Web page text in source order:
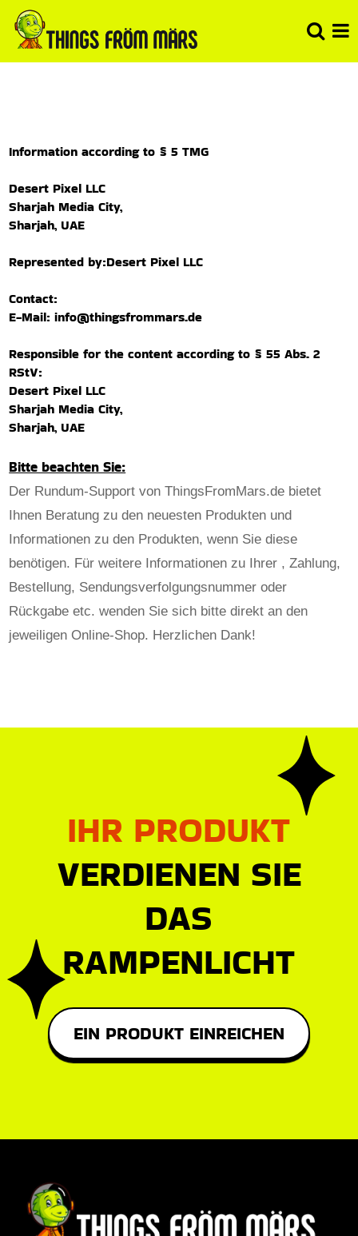
Information according to § 5 TMG
Desert Pixel LLC
Sharjah Media City,
Sharjah, UAE
Represented by:Desert Pixel LLC
Contact:
E-Mail:info@thingsfrommars.de
Responsible for the content according to § 55 Abs. 2
RStV:
Desert Pixel LLC
Sharjah Media City,
Sharjah, UAE
Bitte beachten Sie:
Der Rundum-Support von ThingsFromMars.de bietet
Ihnen Beratung zu den neuesten Produkten und
Informationen zu den Produkten, wenn Sie diese
benötigen. Für weitere Informationen zu Ihrer , Zahlung,
Bestellung, Sendungsverfolgungsnummer oder
Rückgabe etc. wenden Sie sich bitte direkt an den
jeweiligen Online-Shop. Herzlichen Dank!
IHR PRODUKT
VERDIENEN SIE
DAS
RAMPENLICHT
EIN PRODUKT EINREICHEN